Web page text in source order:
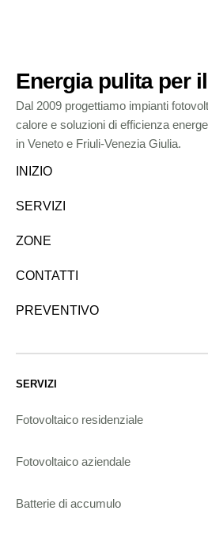
Energia pulita per
Dal 2009 progettiamo impianti
calore e soluzioni di efficienza
in Veneto e Friuli-Venezia Giulia.
INIZIO
SERVIZI
ZONE
CONTATTI
PREVENTIVO
SERVIZI
Fotovoltaico residenziale
Fotovoltaico aziendale
Batterie di accumulo